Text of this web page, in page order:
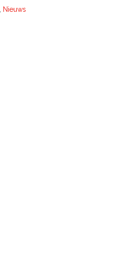
Nieuws